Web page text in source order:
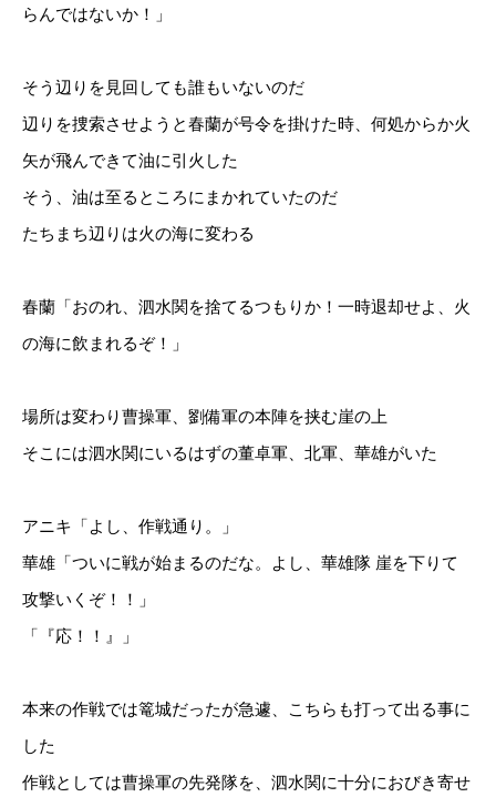
らんではないか！」
そう辺りを見回しても誰もいないのだ
辺りを捜索させようと春蘭が号令を掛けた時、何処からか火
矢が飛んできて油に引火した
そう、油は至るところにまかれていたのだ
たちまち辺りは火の海に変わる
春蘭「おのれ、泗水関を捨てるつもりか！一時退却せよ、火
の海に飲まれるぞ！」
場所は変わり曹操軍、劉備軍の本陣を挟む崖の上
そこには泗水関にいるはずの董卓軍、北軍、華雄がいた
アニキ「よし、作戦通り。」
華雄「ついに戦が始まるのだな。よし、華雄隊 崖を下りて
攻撃いくぞ！！」
「『応！！』」
本来の作戦では篭城だったが急遽、こちらも打って出る事に
した
作戦としては曹操軍の先発隊を、泗水関に十分におびき寄せ